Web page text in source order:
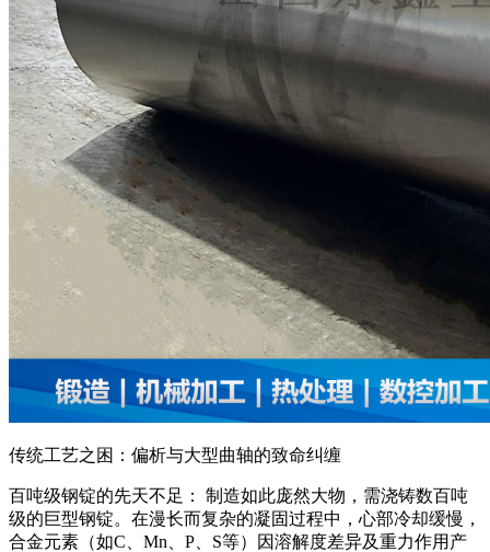
传统工艺之困：偏析与大型曲轴的致命纠缠
百吨级钢锭的先天不足： 制造如此庞然大物，需浇铸数百吨
级的巨型钢锭。在漫长而复杂的凝固过程中，心部冷却缓慢，
合金元素（如C、Mn、P、S等）因溶解度差异及重力作用产